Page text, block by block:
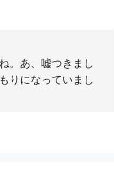
。あ、嘘つきまし
りになっていまし